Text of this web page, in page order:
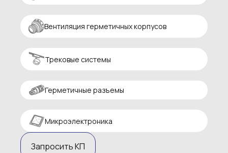
Вентиляция герметичных корпусов
Трековые системы
Герметичные разъемы
Микроэлектроника
Запросить КП